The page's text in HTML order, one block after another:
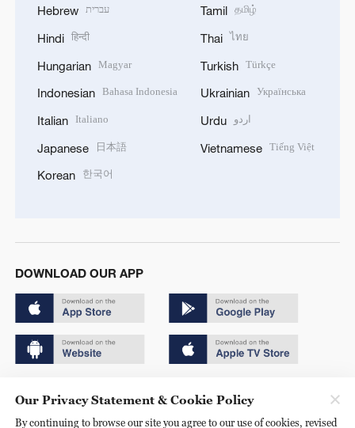
Hebrew עברית
Hindi हिन्दी
Hungarian Magyar
Indonesian Bahasa Indonesia
Italian Italiano
Japanese 日本語
Korean 한국어
Tamil தமிழ்
Thai ไทย
Turkish Türkçe
Ukrainian Українська
Urdu اردو
Vietnamese Tiếng Việt
DOWNLOAD OUR APP
京ICP备20000184号
Our Privacy Statement & Cookie Policy
By continuing to browse our site you agree to our use of cookies, revised